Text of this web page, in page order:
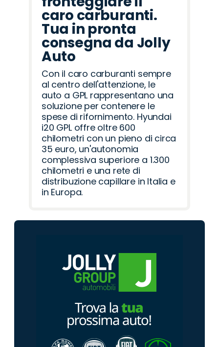
caro carburanti.
Tua in pronta
consegna da Jolly
Auto
Con il caro carburanti sempre
al centro dell'attenzione, le
auto a GPL rappresentano una
soluzione per contenere le
spese di rifornimento. Hyundai
i20 GPL offre oltre 600
chilometri con un pieno di circa
35 euro, un'autonomia
complessiva superiore a 1.300
chilometri e una rete di
distribuzione capillare in Italia e
in Europa.